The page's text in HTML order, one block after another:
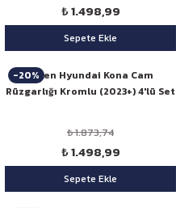
₺ 1.498,99
Sepete Ekle
-20%Niken Hyundai Kona Cam
Rüzgarlığı Kromlu (2023+) 4'lü Set
₺ 1.873,74
₺ 1.498,99
Sepete Ekle